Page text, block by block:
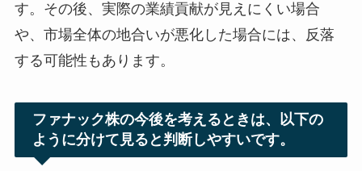
す。その後、実際の業績貢献が見えにくい場合
や、市場全体の地合いが悪化した場合には、反落
する可能性もあります。
ファナック株の今後を考えるときは、以下の
ように分けて見ると判断しやすいです。